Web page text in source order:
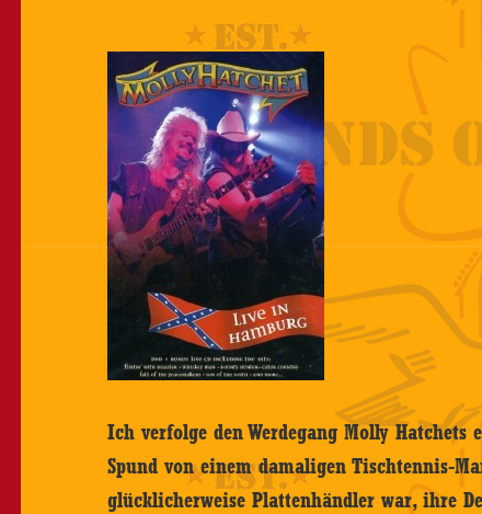
Ich verfolge den Werdegang Molly
Spund von einem damaligen Tischtennis-
glücklicherweise Plattenhändler war, ihre